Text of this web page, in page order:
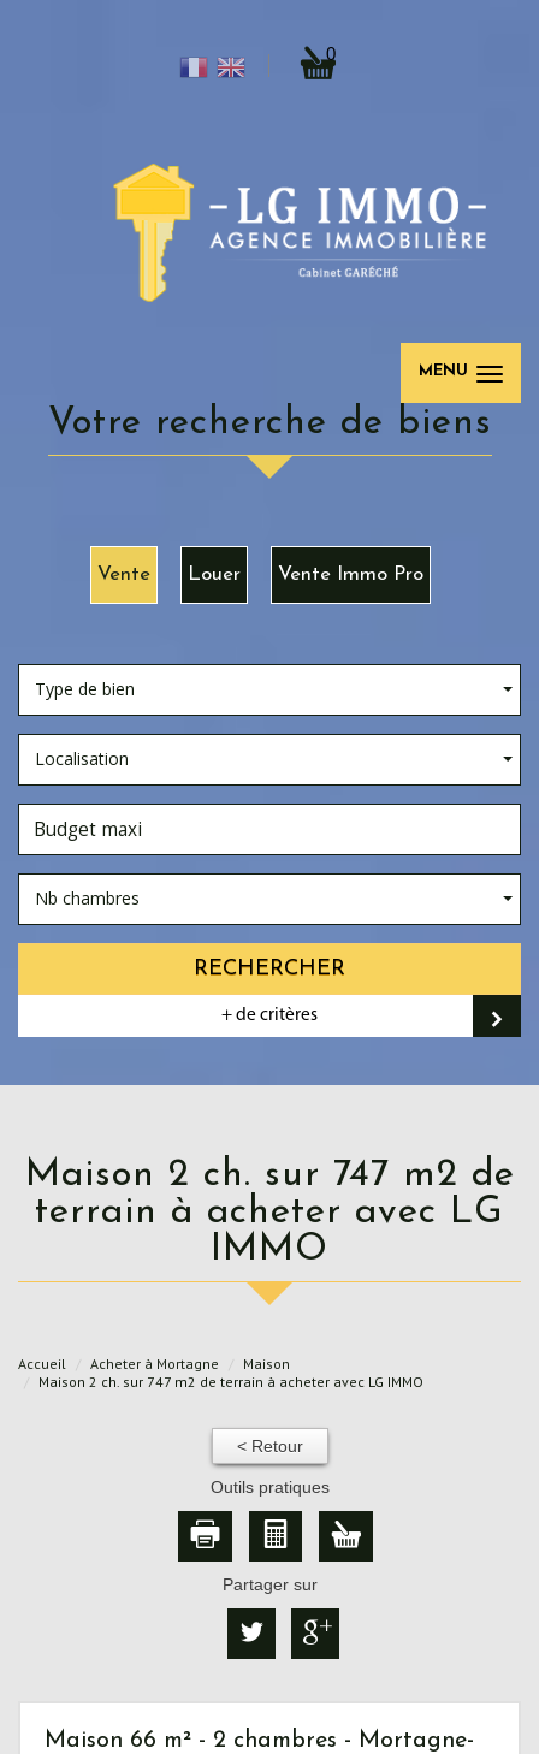
0
MENU
votre recherche de biens
Vente Louer Vente Immo Pro
Type de bien
Localisation
Nb chambres
RECHERCHER
+ de critères
Maison 2 ch. sur 747 m2 de
terrain à acheter avec LG
IMMO
Accueil Acheter à Mortagne
Maison
Maison 2 ch. sur 747 m2 de terrain à acheter avec LG IMMO
< Retour
Outils pratiques
Partager sur
Maison 66 m² - 2 chambres - Mortagne-